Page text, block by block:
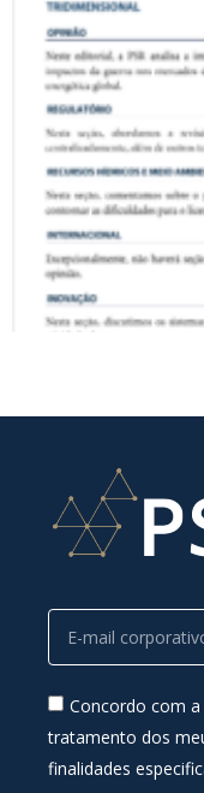
Concordo com
tratamento dos
finalidades